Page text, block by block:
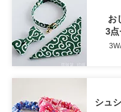
お
3点
シュ